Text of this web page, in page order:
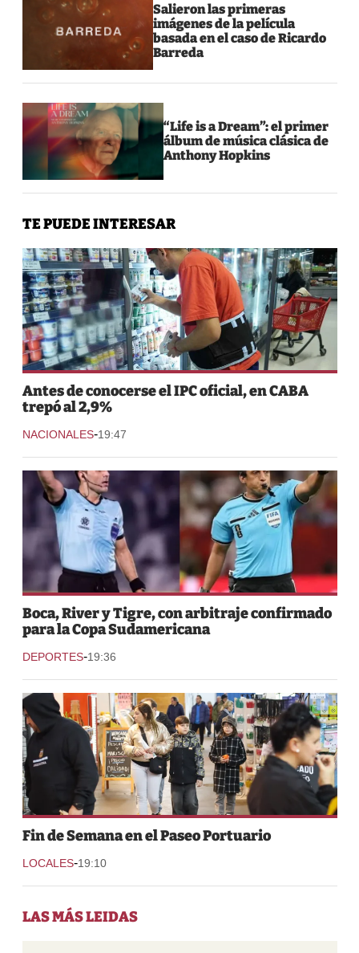
Salieron las primeras
imágenes de la película
basada en el caso de Ricardo
Barreda
“Life is a Dream”: el primer
álbum de música clásica de
Anthony Hopkins
TE PUEDE INTERESAR
Antes de conocerse el IPC oficial, en CABA
trepó al 2,9%
NACIONALES-19:47
Boca, River y Tigre, con arbitraje confirmado
para la Copa Sudamericana
DEPORTES-19:36
Fin de Semana en el Paseo Portuario
LOCALES-19:10
LAS MÁS LEIDAS